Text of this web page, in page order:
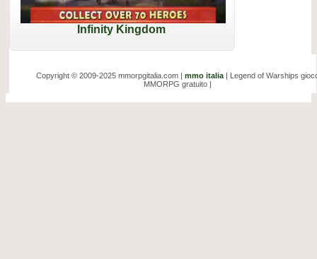
Infinity Kingdom
Copyright © 2009-2025 mmorpgitalia.com | mmo italia| Legend of Warships
MMORPG gratuito |